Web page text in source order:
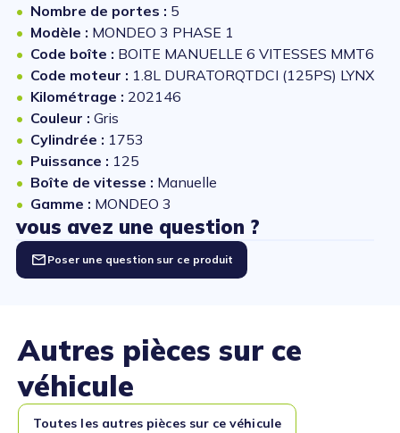
Nombre de portes : 5
Modèle : MONDEO 3 PHASE 1
Code boîte : BOITE MANUELLE 6 VITESSES MMT6
Code moteur : 1.8L DURATORQTDCI (125PS) LYNX
Kilométrage : 202146
Couleur : Gris
Cylindrée : 1753
Puissance : 125
Boîte de vitesse : Manuelle
Gamme : MONDEO 3
vous avez une question ?
Poser une question sur ce produit
Autres pièces sur ce
véhicule
Toutes les autres pièces sur ce véhicule